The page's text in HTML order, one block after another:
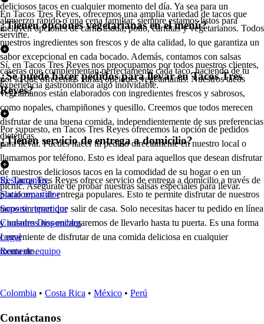
deliciosos tacos en cualquier momento del día. Ya sea para un
almuerzo rápido o una cena familiar, siempre estamos listos para
servirte.
En Tacos Tres Reyes, ofrecemos una amplia variedad de tacos que
incluyen opciones de carne asada, pollo, carnitas y vegetarianos. Todos
nuestros ingredientes son frescos y de alta calidad, lo que garantiza un
sabor excepcional en cada bocado. Además, contamos con salsas
caseras que complementan perfectamente cada taco, haciendo de tu
experiencia gastronómica algo inolvidable.
¿Tienen opciones vegetarianas en el menú?
Sí, en Tacos Tres Reyes nos preocupamos por todos nuestros clientes,
por lo que ofrecemos varias opciones vegetarianas. Nuestros tacos
vegetarianos están elaborados con ingredientes frescos y sabrosos,
como nopales, champiñones y quesillo. Creemos que todos merecen
disfrutar de una buena comida, independientemente de sus preferencias
dietéticas.
¿Se puede hacer pedidos para llevar en Tacos Tres
Reyes?
Por supuesto, en Tacos Tres Reyes ofrecemos la opción de pedidos
para llevar. Puedes hacer tu pedido directamente en nuestro local o
llamarnos por teléfono. Esto es ideal para aquellos que desean disfrutar
de nuestros deliciosos tacos en la comodidad de su hogar o en un
picnic. Asegúrate de probar nuestras salsas especiales para llevar.
¿Tienen servicio de entrega a domicilio?
Sí, Tacos Tres Reyes ofrece servicio de entrega a domicilio a través de
plataformas de entrega populares. Esto te permite disfrutar de nuestros
tacos sin tener que salir de casa. Solo necesitas hacer tu pedido en línea
y nosotros nos encargaremos de llevarlo hasta tu puerta. Es una forma
conveniente de disfrutar de una comida deliciosa en cualquier
momento.
Restaurantes
Socio repartidor
Soporte repartidor
Ciudades Disponibles
Legal
Renta de equipo
Colombia • Costa Rica • México • Perú
Contáctanos